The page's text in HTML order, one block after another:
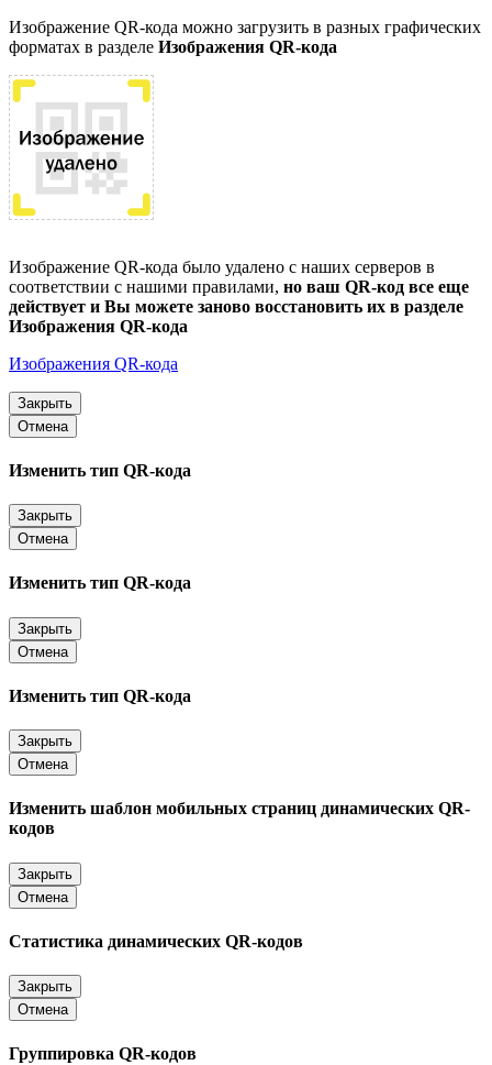
Изображение QR-кода можно загрузить в разных графических
форматах в разделе Изображения QR-кода
Изображение QR-кода было удалено с наших серверов в
соответствии с нашими правилами, но ваш QR-код все еще
действует и Вы можете заново восстановить их в разделе
Изображения QR-кода
Изображения QR-кода
Закрыть
Отмена
Изменить тип QR-кода
Закрыть
Отмена
Изменить тип QR-кода
Закрыть
Отмена
Изменить тип QR-кода
Закрыть
Отмена
Изменить шаблон мобильных страниц динамических QR-
кодов
Закрыть
Отмена
Статистика динамических QR-кодов
Закрыть
Отмена
Группировка QR-кодов